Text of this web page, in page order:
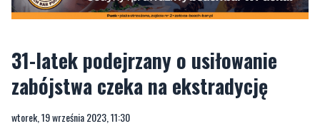
31-latek podejrzany o usiłowanie
wtorek, 19 września 2023, 11:30